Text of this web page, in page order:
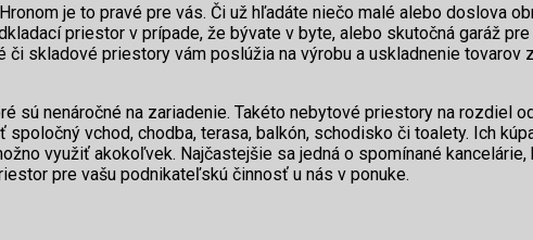
je to pravé pre vás. Či už hľadáte niečo malé alebo doslova
priestor v prípade, že bývate v byte, alebo skutočná garáž
skladové priestory vám poslúžia na výrobu a uskladnenie tovarov
nenáročné na zariadenie. Takéto nebytové priestory na rozdiel
vchod, chodba, terasa, balkón, schodisko či toalety. Ich
využiť akokoľvek. Najčastejšie sa jedná o spomínané
pre vašu podnikateľskú činnosť u nás v ponuke.